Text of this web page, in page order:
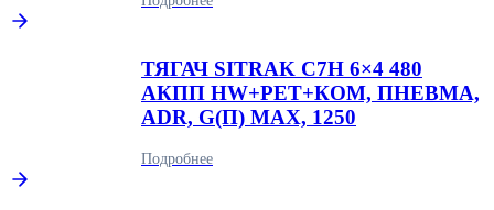
ТЯГАЧ SITRAK C7H 6×4 480
АКПП HW+РЕТ+КОМ, ПНЕВМА,
ADR, G(П) MAX, 1250
Подробнее